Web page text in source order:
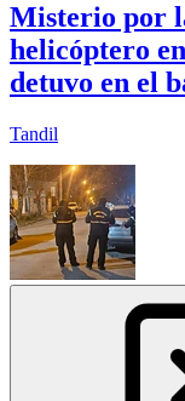
Misterio por
helicóptero
detuvo en el
Tandil